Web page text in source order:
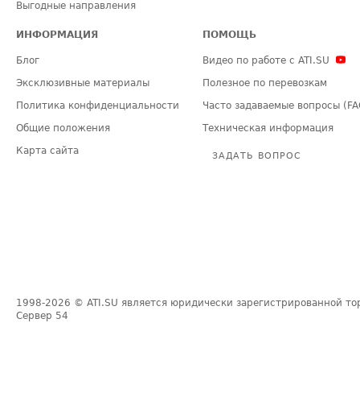
Выгодные направления
ИНФОРМАЦИЯ
Блог
Эксклюзивные материалы
Политика конфиденциальности
Общие положения
Карта сайта
ПОМОЩЬ
Видео по работе с ATI.SU
Полезное по перевозкам
Часто задаваемые вопросы
Техническая информация
ЗАДАТЬ ВОПРОС
1998-2026 © ATI.SU является юридически зарегистрированной
Сервер 54